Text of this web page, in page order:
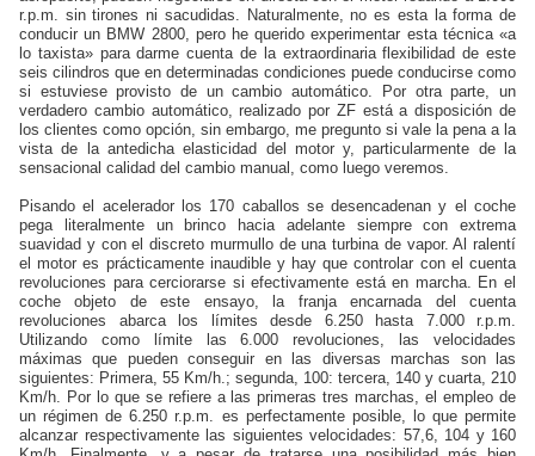
r.p.m. sin tirones ni sacudidas. Naturalmente, no es esta la forma de
conducir un BMW 2800, pero he querido experimentar esta técnica «a
lo taxista» para darme cuenta de la extraordinaria flexibilidad de este
seis cilindros que en determinadas condiciones puede conducirse como
si estuviese provisto de un cambio automático. Por otra parte, un
verdadero cambio automático, realizado por ZF está a disposición de
los clientes como opción, sin embargo, me pregunto si vale la pena a la
vista de la antedicha elasticidad del motor y, particularmente de la
sensacional calidad del cambio manual, como luego veremos.
Pisando el acelerador los 170 caballos se desencadenan y el coche
pega literalmente un brinco hacia adelante siempre con extrema
suavidad y con el discreto murmullo de una turbina de vapor. Al ralentí
el motor es prácticamente inaudible y hay que controlar con el cuenta
revoluciones para cerciorarse si efectivamente está en marcha. En el
coche objeto de este ensayo, la franja encarnada del cuenta
revoluciones abarca los límites desde 6.250 hasta 7.000 r.p.m.
Utilizando como límite las 6.000 revoluciones, las velocidades
máximas que pueden conseguir en las diversas marchas son las
siguientes: Primera, 55 Km/h.; segunda, 100: tercera, 140 y cuarta, 210
Km/h. Por lo que se refiere a las primeras tres marchas, el empleo de
un régimen de 6.250 r.p.m. es perfectamente posible, lo que permite
alcanzar respectivamente las siguientes velocidades: 57,6, 104 y 160